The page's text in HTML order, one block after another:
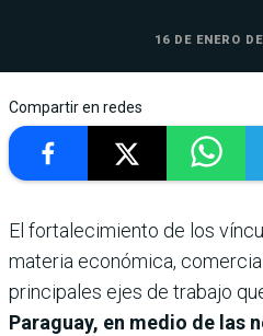
16 DE ENERO
Compartir en redes
El fortalecimiento de los
materia económica,
principales ejes de trabajo
Paraguay, en medio de las